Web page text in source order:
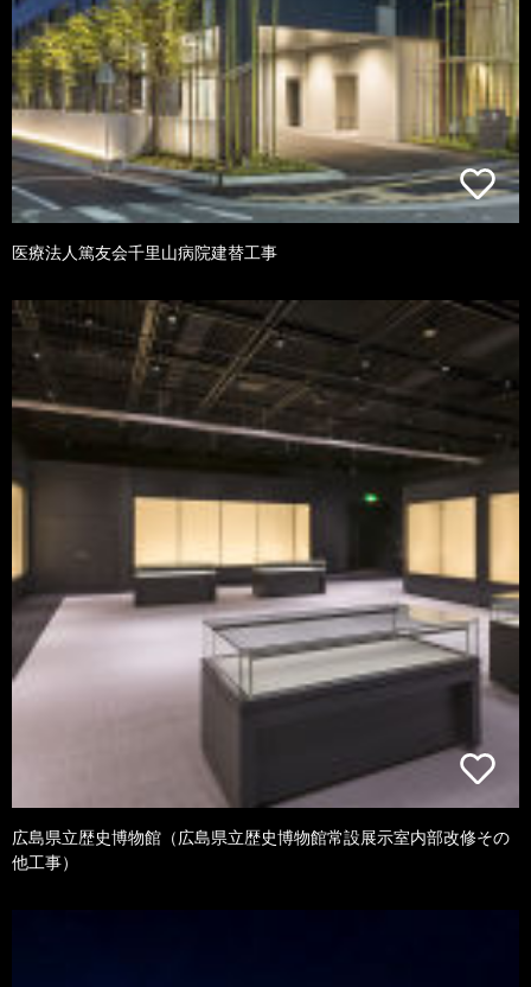
医療法人篤友会千里山病院建替工事
広島県立歴史博物館（広島県立歴史博物館常設展示室内部改修その
他工事）